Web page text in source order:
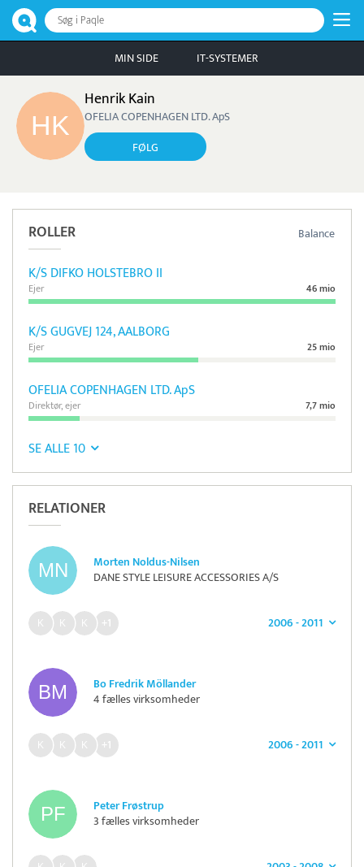
Søg i Paqle
MIN SIDE IT-SYSTEMER
Henrik Kain
OFELIA COPENHAGEN LTD. ApS
FØLG
Balance
ROLLER
K/S DIFKO HOLSTEBRO II
46 mio
Ejer
K/S GUGVEJ 124, AALBORG
25 mio
Ejer
OFELIA COPENHAGEN LTD. ApS
7,7 mio
Direktør, ejer
SE ALLE 10
RELATIONER
Morten Noldus-Nilsen
DANE STYLE LEISURE ACCESSORIES A/S
2006 - 2011
+1
Bo Fredrik Möllander
4 fælles virksomheder
2006 - 2011
+1
Peter Frøstrup
3 fælles virksomheder